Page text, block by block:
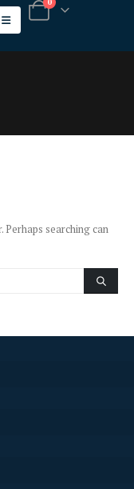
Perhaps searching can